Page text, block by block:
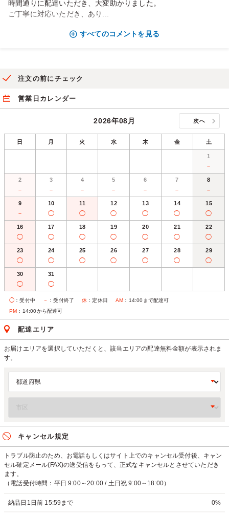
時間通りに配達いただき、大変助かりました。
ご丁寧に対応いただき、あり...
すべてのコメントを見る
注文の前にチェック
営業日カレンダー
2026年08月 次へ
日 月 火 水 木 金 土
1
－
2
－
3
－
4
－
5
－
6
－
7
－
8
－
9
－
10
◯
11
◯
12
◯
13
◯
14
◯
15
◯
16
◯
17
◯
18
◯
19
◯
20
◯
21
◯
22
◯
23
◯
24
◯
25
◯
26
◯
27
◯
28
◯
29
◯
30
◯
31
◯
◯ ：受付中 － ：受付終了 休 ：定休日 AM ：14:00まで配達可
PM ：14:00から配達可
配達エリア
お届けエリアを選択していただくと、該当エリアの配達無料金額が表示されま
す。
キャンセル規定
トラブル防止のため、お電話もしくはサイト上でのキャンセル受付後、キャン
セル確定メール(FAX)の送受信をもって、正式なキャンセルとさせていただき
ます。
（電話受付時間：平日 9:00～20:00 / 土日祝 9:00～18:00）
納品日1日前 15:59まで 0%